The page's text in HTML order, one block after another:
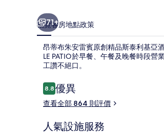
基
亞
酒
店
相
片
集
71+
概覽客房地點政策
昂蒂布朱安雷賓原創精品斯泰利基亞
LE PATIO於早餐、午餐及晚餐時段
工讚不絕口。
評
價
8.88.8 分，滿分 10 分，
優異
查看全部 864 則評價
人氣設施服務